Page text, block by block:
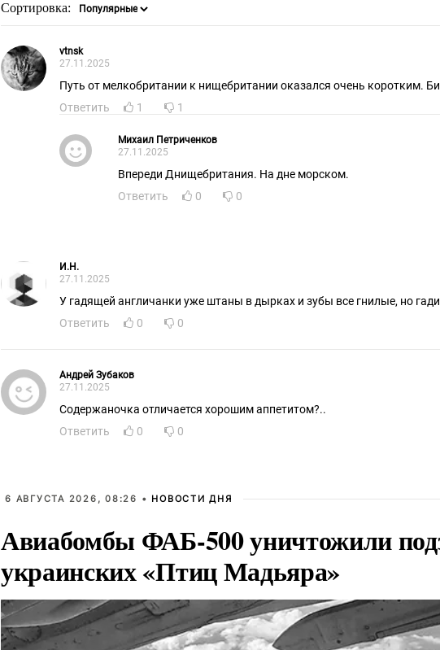
Сортировка:
vtnsk
27.11.2025
Путь от мелкобритании к нищебритании оказался очень коротким.
Ответить
1 1
Михаил Петриченков
27.11.2025
Впереди Днищебритания. На дне морском.
Ответить
0 0
И.Н.
27.11.2025
У гадящей англичанки уже штаны в дырках и зубы все гнилые, но
Ответить
0 0
Андрей Зубаков
27.11.2025
Содержаночка отличается хорошим аппетитом?..
Ответить
0 0
6 АВГУСТА 2026, 08:26 • НОВОСТИ ДНЯ
Авиабомбы ФАБ-500 уничтожили
украинских «Птиц Мадьяра»